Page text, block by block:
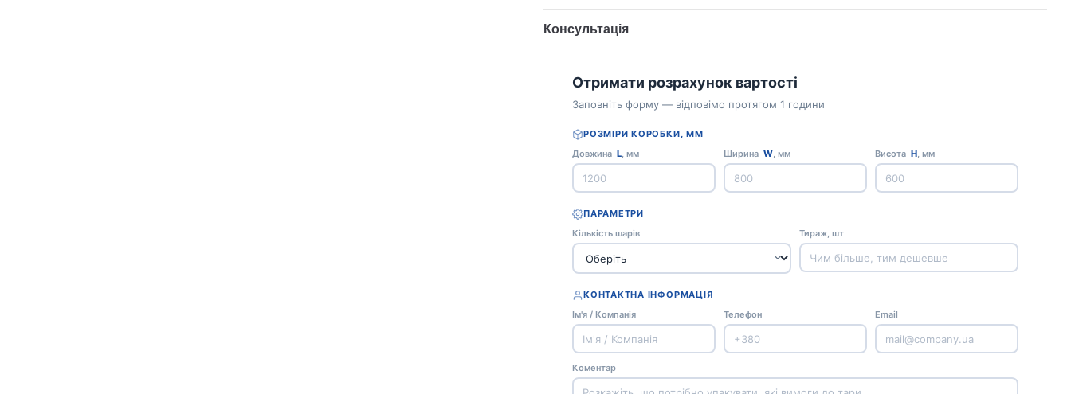
Консультація
Отримати розрахунок вартості
Заповніть форму — відповімо протягом 1 години
РОЗМІРИ КОРОБКИ, ММ
Довжина L, мм Ширина W, мм Висота H, мм
ПАРАМЕТРИ
Кількість шарів
Тираж, шт
КОНТАКТНА ІНФОРМАЦІЯ
Ім'я / Компанія
Телефон Email
Коментар